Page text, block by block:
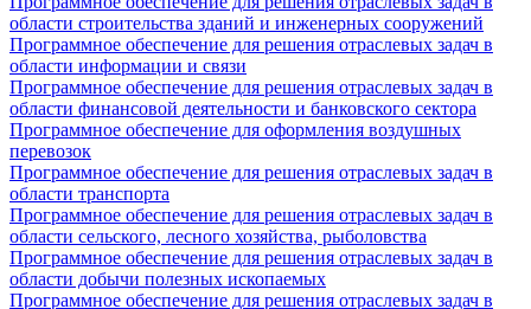
области строительства зданий и инженерных сооружений
Программное обеспечение для решения отраслевых задач в
области информации и связи
Программное обеспечение для решения отраслевых задач в
области финансовой деятельности и банковского сектора
Программное обеспечение для оформления воздушных
перевозок
Программное обеспечение для решения отраслевых задач в
области транспорта
Программное обеспечение для решения отраслевых задач в
области сельского, лесного хозяйства, рыболовства
Программное обеспечение для решения отраслевых задач в
области добычи полезных ископаемых
Программное обеспечение для решения отраслевых задач в